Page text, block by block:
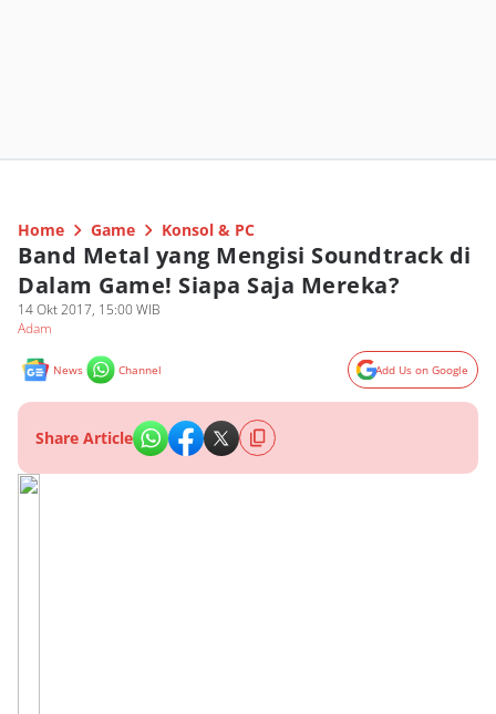
Home Game Konsol & PC
Band Metal yang Mengisi Soundtrack di
Dalam Game! Siapa Saja Mereka?
14 Okt 2017, 15:00 WIB
Adam
News Channel Add Us on Google
Share Article